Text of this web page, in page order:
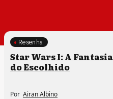
Resenha
Star Wars I: A Fantasia
do Escolhido
Por Airan Albino